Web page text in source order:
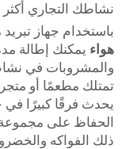
أكثر برودة!
تبريد منغرفة
في نشاطك
أو متجر بقالة أو
كبيرًا في جودة
مجموعة متنوعة من
والخضروات